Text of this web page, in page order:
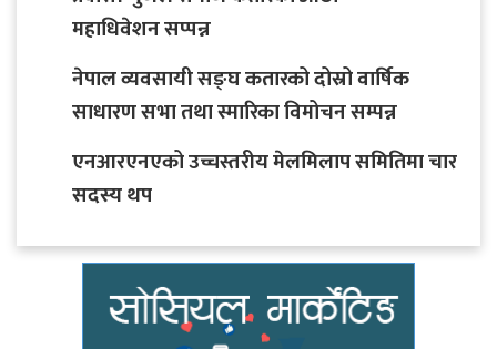
महाधिवेशन सप्पन्न
नेपाल व्यवसायी सङ्घ कतारको दोस्रो वार्षिक
साधारण सभा तथा स्मारिका विमोचन सम्पन्न
एनआरएनएको उच्चस्तरीय मेलमिलाप समितिमा चार
सदस्य थप